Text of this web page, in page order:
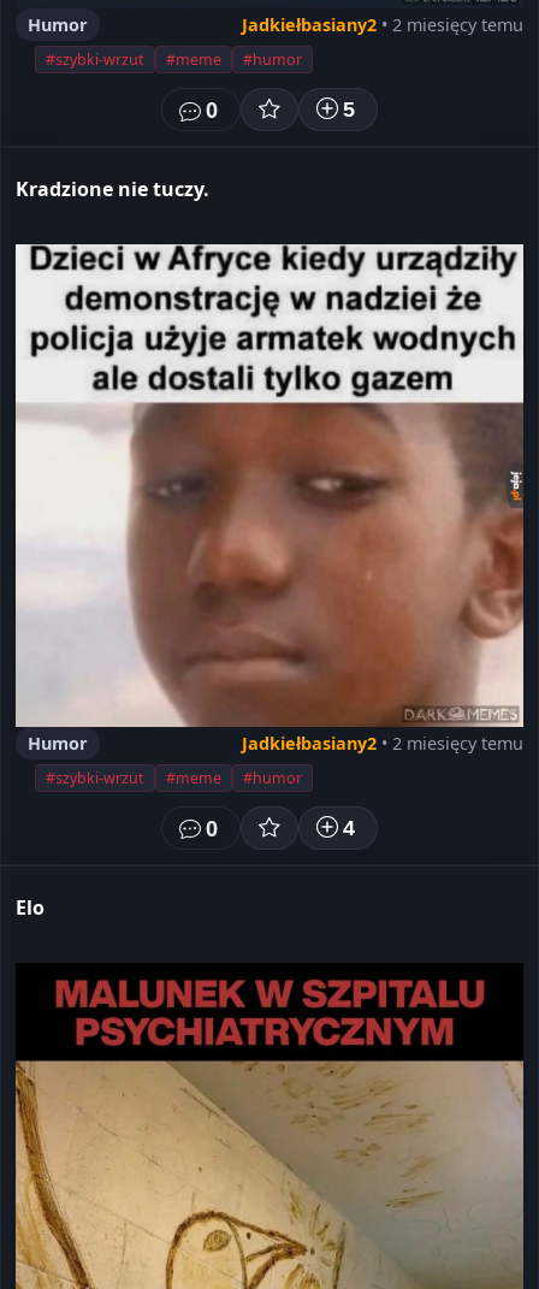
Humor Jadkiełbasiany2 • 2 miesięcy temu
#szybki-wrzut #meme #humor
0 5
Kradzione nie tuczy.
Humor Jadkiełbasiany2 • 2 miesięcy temu
#szybki-wrzut #meme #humor
0 4
Elo